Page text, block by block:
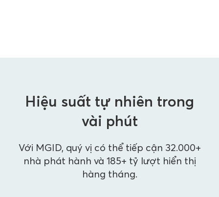
Hiệu suất tự nhiên trong
vài phút
Với MGID, quý vị có thể tiếp cận 32.000+
nhà phát hành và 185+ tỷ lượt hiển thị
hàng tháng.